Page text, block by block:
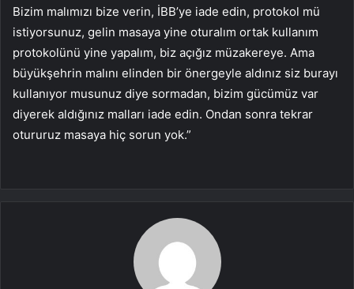
Bizim malımızı bize verin, İBB’ye iade edin, protokol mü
istiyorsunuz, gelin masaya yine oturalım ortak kullanım
protokolünü yine yapalım, biz açığız müzakereye. Ama
büyükşehrin malını elinden bir önergeyle aldınız siz burayı
kullanıyor musunuz diye sormadan, bizim gücümüz var
diyerek aldığınız malları iade edin. Ondan sonra tekrar
otururuz masaya hiç sorun yok.”